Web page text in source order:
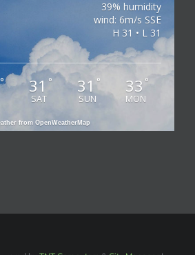
39% humidity
wind: 6m/s SSE
H 31 • L 31
° 31°
SAT
31 °
SUN
33 °
MON
from OpenWeatherMap